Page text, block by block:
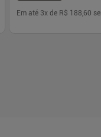
Em até 3x de R$ 188,60